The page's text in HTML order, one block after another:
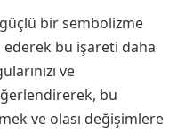
bir sembolizme
ederek bu işareti daha
ve
bu
ve olası değişimlere